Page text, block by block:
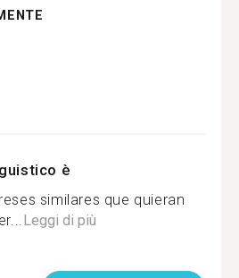
è
similares que quieran
Leggi di più